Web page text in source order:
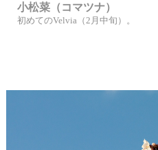
小松菜（コマツナ）
初めてのVelvia（2月中旬）。